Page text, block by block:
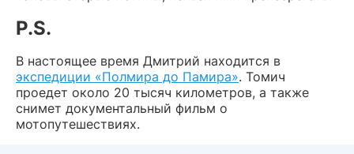
P.S.
В настоящее время Дмитрий находится в
экспедиции «Полмира до Памира». Томич
проедет около 20 тысяч километров, а также
снимет документальный фильм о
мотопутешествиях.